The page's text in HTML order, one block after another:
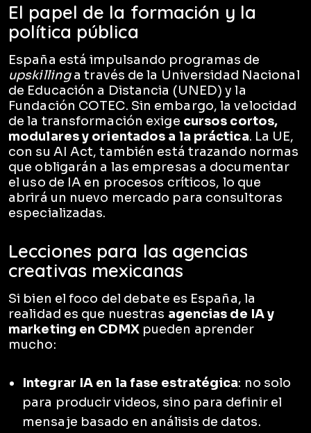
El papel de la formación y la
política pública
España está impulsando programas de
upskillinga través de la Universidad Nacional
de Educación a Distancia (UNED) y la
Fundación COTEC. Sin embargo, la velocidad
de la transformación exige cursos cortos,
modulares y orientados a la práctica. La UE,
con su AI Act, también está trazando normas
que obligarán a las empresas a documentar
el uso de IA en procesos críticos, lo que
abrirá un nuevo mercado para consultoras
especializadas.
Lecciones para las agencias
creativas mexicanas
Si bien el foco del debate es España, la
realidad es que nuestras agencias de IA y
marketing en CDMXpueden aprender
mucho:
Integrar IA en la fase estratégica: no solo
para producir videos, sino para definir el
mensaje basado en análisis de datos.